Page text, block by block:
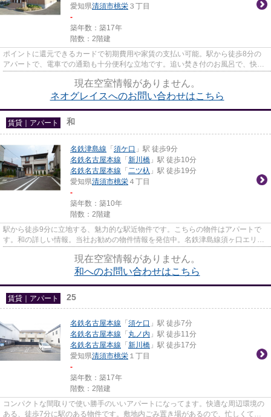
愛知県清須市桃栄 ３丁目
-
築年数：築17年
階数：2階建
ポイントに還元できるカードで初期費用や家賃の支払い可能。駅から徒歩8分の
アパートで、電車での通勤も十分便利な立地です。追い焚き付のお風呂で、快適
現在空室情報がありません。
ネオグレイスへのお問い合わせはこちら
賃貸｜アパート 和
名鉄津島線 「 須ケ口 」駅 徒歩9分
名鉄名古屋本線 「 新川橋 」駅 徒歩10分
名鉄名古屋本線 「 二ツ杁 」駅 徒歩19分
愛知県清須市桃栄 ４丁目
-
築年数：築10年
階数：2階建
駅から徒歩9分に立地する、魅力的な駅近物件です。こちらの物件はアパートで
す。和の詳しい情報。当社お勧めの物件情報を発信中。名鉄津島線須ヶ口エリア
現在空室情報がありません。
和へのお問い合わせはこちら
賃貸｜アパート 25
名鉄名古屋本線 「 須ケ口 」駅 徒歩7分
名鉄名古屋本線 「 丸ノ内 」駅 徒歩11分
名鉄名古屋本線 「 新川橋 」駅 徒歩17分
愛知県清須市桃栄 １丁目
-
築年数：築17年
階数：2階建
コンパクトな間取りで使い勝手のいいアパートになってます。快適な周辺環境の
ある、徒歩7分に駅のある物件です。敷地内ごみ置き場があるので、忙しくてゴ